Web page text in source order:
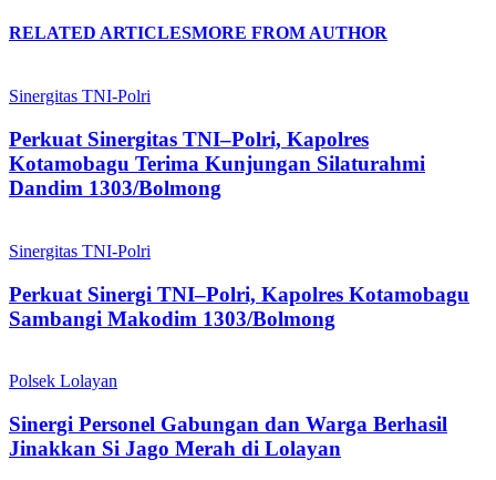
RELATED ARTICLESMORE FROM AUTHOR
Sinergitas TNI-Polri
Perkuat Sinergitas TNI–Polri, Kapolres
Kotamobagu Terima Kunjungan Silaturahmi
Dandim 1303/Bolmong
Sinergitas TNI-Polri
Perkuat Sinergi TNI–Polri, Kapolres Kotamobagu
Sambangi Makodim 1303/Bolmong
Polsek Lolayan
Sinergi Personel Gabungan dan Warga Berhasil
Jinakkan Si Jago Merah di Lolayan